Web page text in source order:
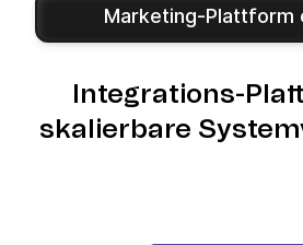
Marketing-Plattform
Integrations-
skalierbare